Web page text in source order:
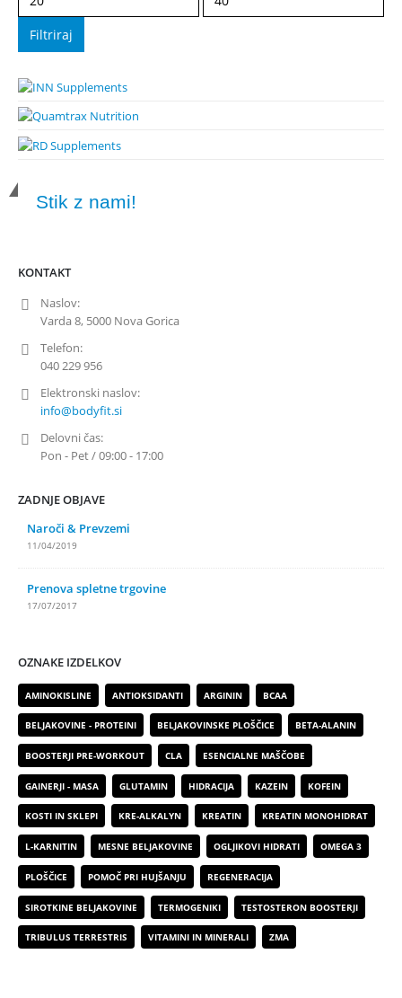
cena
cena
Filtriraj
Stik z nami!
KONTAKT
Naslov:
Varda 8, 5000 Nova Gorica
Telefon:
040 229 956
Elektronski naslov:
info@bodyfit.si
Delovni čas:
Pon - Pet / 09:00 - 17:00
ZADNJE OBJAVE
Naroči & Prevzemi
11/04/2019
Prenova spletne trgovine
17/07/2017
OZNAKE IZDELKOV
AMINOKISLINE ANTIOKSIDANTI ARGININ BCAA
BELJAKOVINE - PROTEINI BELJAKOVINSKE PLOŠČICE BETA-ALANIN
BOOSTERJI PRE-WORKOUT CLA ESENCIALNE MAŠČOBE
GAINERJI - MASA GLUTAMIN HIDRACIJA KAZEIN KOFEIN
KOSTI IN SKLEPI KRE-ALKALYN KREATIN KREATIN MONOHIDRAT
L-KARNITIN MESNE BELJAKOVINE OGLJIKOVI HIDRATI OMEGA 3
PLOŠČICE POMOČ PRI HUJŠANJU REGENERACIJA
SIROTKINE BELJAKOVINE TERMOGENIKI TESTOSTERON BOOSTERJI
TRIBULUS TERRESTRIS VITAMINI IN MINERALI ZMA